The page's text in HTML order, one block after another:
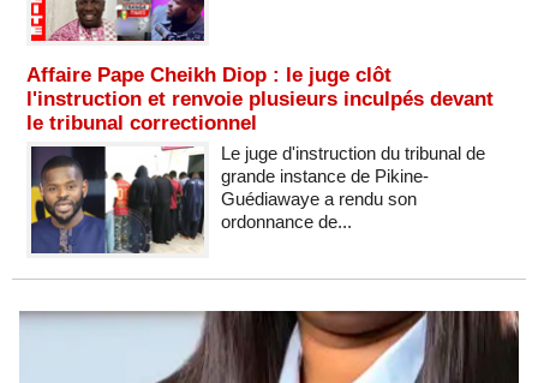
Affaire Pape Cheikh Diop : le juge clôt
l'instruction et renvoie plusieurs inculpés devant
le tribunal correctionnel
Le juge d'instruction du tribunal de
grande instance de Pikine-
Guédiawaye a rendu son
ordonnance de...